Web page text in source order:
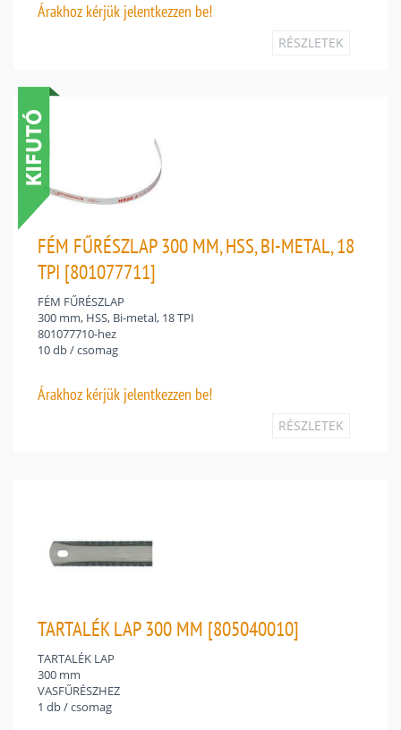
Árakhoz kérjük jelentkezzen be!
RÉSZLETEK
FÉM FŰRÉSZLAP 300 MM, HSS, BI-METAL, 18
TPI [801077711]
FÉM FŰRÉSZLAP
300 mm, HSS, Bi-metal, 18 TPI
801077710-hez
10 db / csomag
Árakhoz kérjük jelentkezzen be!
RÉSZLETEK
TARTALÉK LAP 300 MM [805040010]
TARTALÉK LAP
300 mm
VASFŰRÉSZHEZ
1 db / csomag